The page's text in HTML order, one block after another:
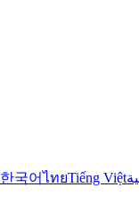
한국어ไทยTiếng Việt